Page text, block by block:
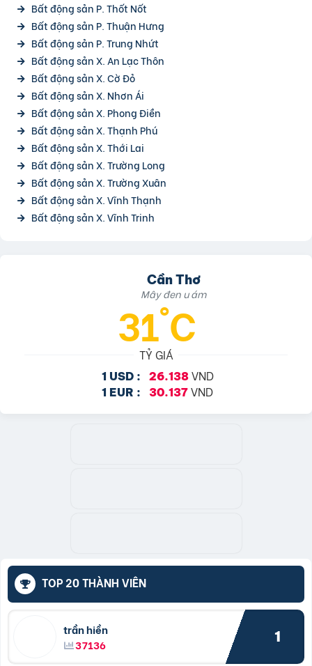
Bất động sản P. Thốt Nốt
Bất động sản P. Thuận Hưng
Bất động sản P. Trung Nhứt
Bất động sản X. An Lạc Thôn
Bất động sản X. Cờ Đỏ
Bất động sản X. Nhơn Ái
Bất động sản X. Phong Điền
Bất động sản X. Thạnh Phú
Bất động sản X. Thới Lai
Bất động sản X. Trường Long
Bất động sản X. Trường Xuân
Bất động sản X. Vĩnh Thạnh
Bất động sản X. Vĩnh Trinh
Cần Thơ
Mây đen u ám
31°C
TỶ GIÁ
1 USD : 26.138VND
1 EUR : 30.137 VND
TOP 20 THÀNH VIÊN
trần hiền
37136
1